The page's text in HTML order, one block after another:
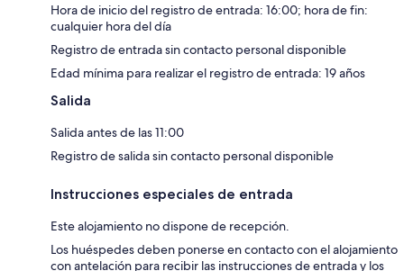
Hora de inicio del registro de entrada: 16:00; hora de fin:
cualquier hora del día
Registro de entrada sin contacto personal disponible
Edad mínima para realizar el registro de entrada: 19 años
Salida
Salida antes de las 11:00
Registro de salida sin contacto personal disponible
Instrucciones especiales de entrada
Este alojamiento no dispone de recepción.
Los huéspedes deben ponerse en contacto con el alojamiento
con antelación para recibir las instrucciones de entrada y los